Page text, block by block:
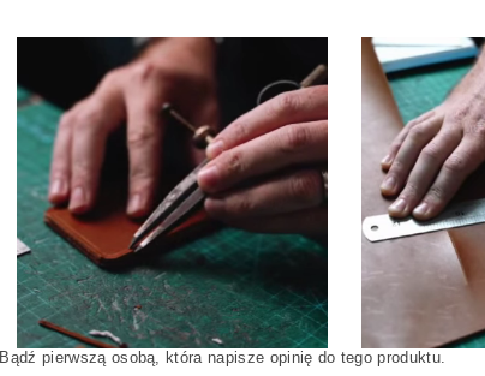
Bądź pierwszą osobą, która napisze opinię do tego produktu.